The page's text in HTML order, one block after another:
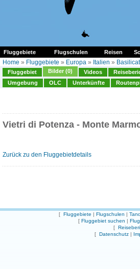
Fluggebiete Flugschulen Reisen
Home » Fluggebiete » Europa » Italien »
Fluggebiet Bilder (0) Videos
Umgebung
OLC Unterkünfte
Vietri di Potenza - Monte
Zurück zu den Fluggebietdetails
[ Fluggebiete | Flugschulen |
[ Fluggebiet suchen |
[
[ Datenschutz |